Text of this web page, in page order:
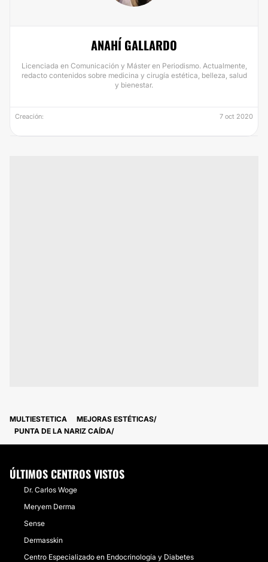
ANAHÍ GALLARDO
Licenciada en Comunicación y Máster en Periodismo. Actualmente,
redacto contenidos sobre medicina y cirugía estética, belleza, salud
y bienestar.
Creación: 7 oct 2020
MULTIESTETICA
MEJORAS ESTÉTICAS
PUNTA DE LA NARIZ CAÍDA
ÚLTIMOS CENTROS VISTOS
Dr. Carlos Woge
Meryem Derma
Sense
Dermasskin
Centro Especializado en Endocrinología y Diabetes